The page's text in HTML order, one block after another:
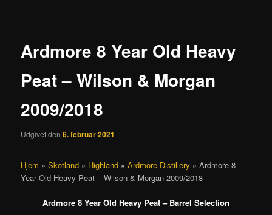
Ardmore 8 Year Old Heavy
Peat – Wilson & Morgan
2009/2018
Udgivet den6. februar 2021
Hjem »Skotland » Highland »Ardmore Distillery »Ardmore 8
Year Old Heavy Peat – Wilson & Morgan 2009/2018
Ardmore 8 Year Old Heavy Peat – Barrel Selection